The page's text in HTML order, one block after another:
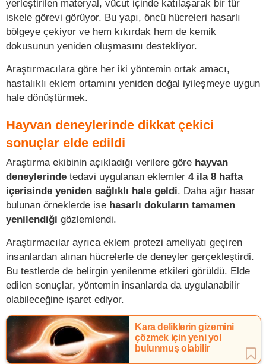
yerleştirilen materyal, vücut içinde katılaşarak bir tür
iskele görevi görüyor. Bu yapı, öncü hücreleri hasarlı
bölgeye çekiyor ve hem kıkırdak hem de kemik
dokusunun yeniden oluşmasını destekliyor.
Araştırmacılara göre her iki yöntemin ortak amacı,
hastalıklı eklem ortamını yeniden doğal iyileşmeye uygun
hale dönüştürmek.
Hayvan deneylerinde dikkat çekici
sonuçlar elde edildi
Araştırma ekibinin açıkladığı verilere göre hayvan
deneylerinde tedavi uygulanan eklemler 4 ila 8 hafta
içerisinde yeniden sağlıklı hale geldi. Daha ağır hasar
bulunan örneklerde ise hasarlı dokuların tamamen
yenilendiği gözlemlendi.
Araştırmacılar ayrıca eklem protezi ameliyatı geçiren
insanlardan alınan hücrelerle de deneyler gerçekleştirdi.
Bu testlerde de belirgin yenilenme etkileri görüldü. Elde
edilen sonuçlar, yöntemin insanlarda da uygulanabilir
olabileceğine işaret ediyor.
Kara deliklerin gizemini
çözmek için yeni yol
bulunmuş olabilir